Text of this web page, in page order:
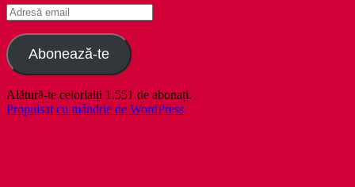
Adresă
email
Abonează-te
Alătură-te celorlalți 1.551 de abonați.
Propulsat cu mândrie de WordPress